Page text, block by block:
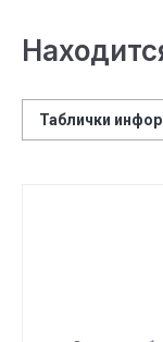
Таблички